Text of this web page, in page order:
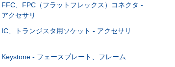
FFC、FPC（フラットフレックス）コネクタ -
アクセサリ
IC、トランジスタ用ソケット - アクセサリ
Keystone - フェースプレート、フレーム